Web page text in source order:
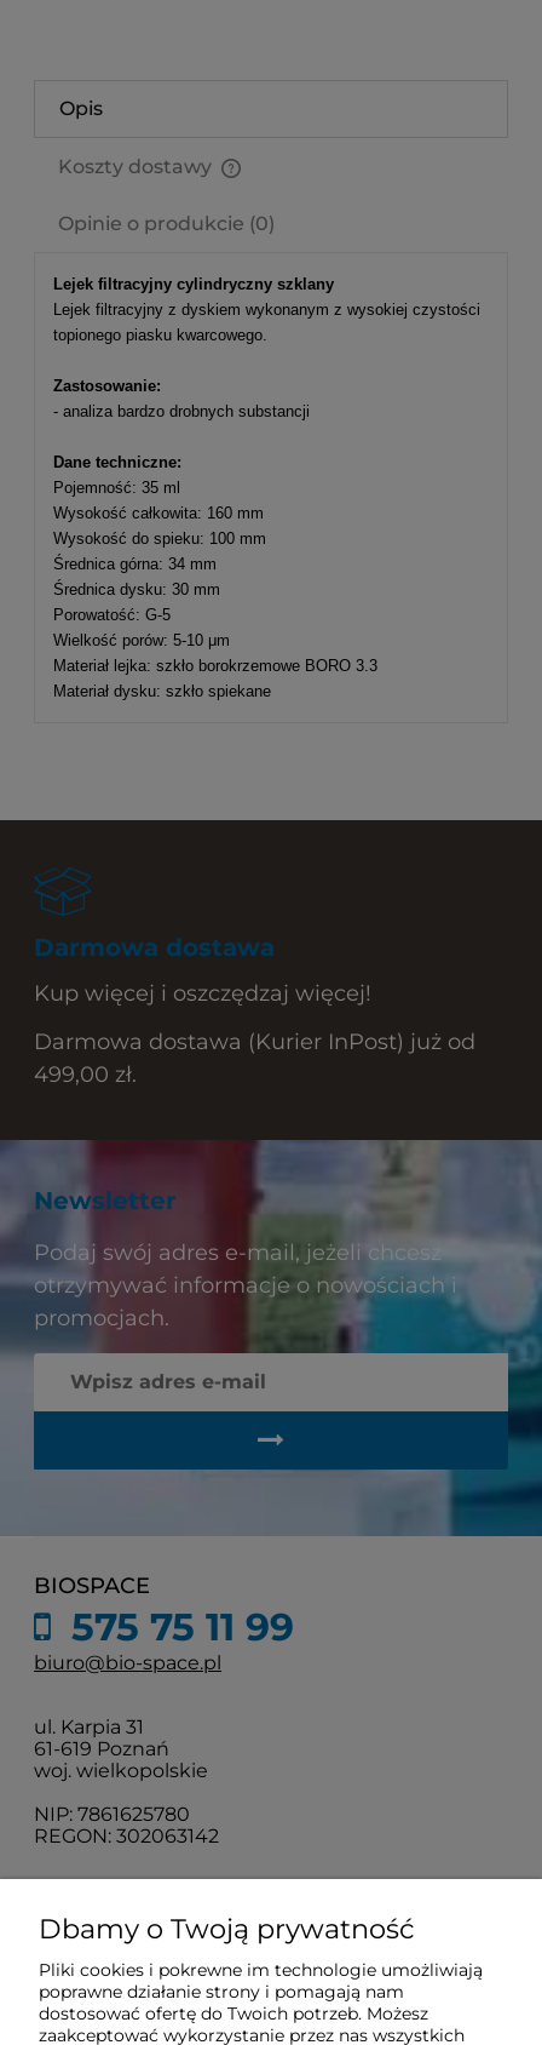
Opis
Koszty dostawy
Opinie o produkcie (0)
Lejek filtracyjny cylindryczny szklany
Lejek filtracyjny z dyskiem wykonanym z wysokiej czystości
topionego piasku kwarcowego.
Zastosowanie:
- analiza bardzo drobnych substancji
Dane techniczne:
Pojemność: 35 ml
Wysokość całkowita: 160 mm
Wysokość do spieku: 100 mm
Średnica górna: 34 mm
Średnica dysku: 30 mm
Porowatość: G-5
Wielkość porów: 5-10 μm
Materiał lejka: szkło borokrzemowe BORO 3.3
Materiał dysku: szkło spiekane
Darmowa dostawa
Kup więcej i oszczędzaj więcej!
Darmowa dostawa (Kurier InPost) już od
499,00 zł.
Newsletter
Podaj swój adres e-mail, jeżeli chcesz
otrzymywać informacje o nowościach i
promocjach.
BIOSPACE
575 75 11 99
biuro@bio-space.pl
ul. Karpia 31
61-619 Poznań
woj. wielkopolskie
NIP: 7861625780
REGON: 302063142
O nas
Obsługa klienta
Dbamy o Twoją prywatność
Pliki cookies i pokrewne im technologie umożliwiają
poprawne działanie strony i pomagają nam
dostosować ofertę do Twoich potrzeb. Możesz
zaakceptować wykorzystanie przez nas wszystkich